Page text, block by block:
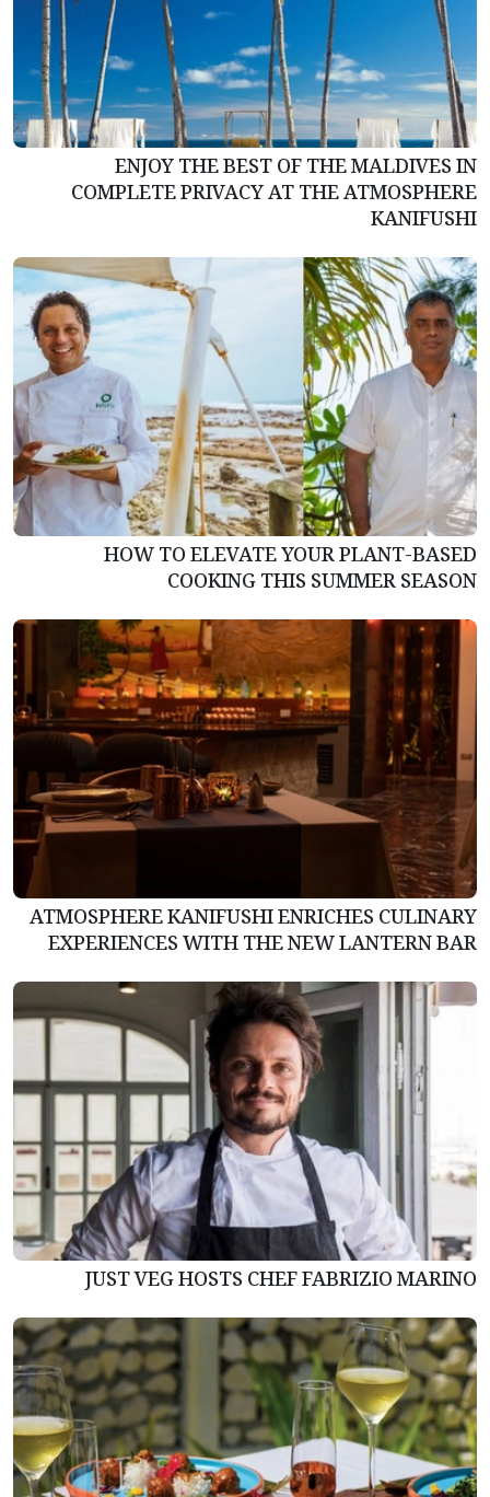
ENJOY THE BEST OF THE MALDIVES IN
COMPLETE PRIVACY AT THE ATMOSPHERE
KANIFUSHI
HOW TO ELEVATE YOUR PLANT-BASED
COOKING THIS SUMMER SEASON
ATMOSPHERE KANIFUSHI ENRICHES CULINARY
EXPERIENCES WITH THE NEW LANTERN BAR
JUST VEG HOSTS CHEF FABRIZIO MARINO